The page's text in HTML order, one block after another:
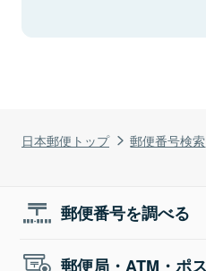
日本郵便トップ 郵便番号検索
郵便番号を調べる
郵便局・ATM・ポ